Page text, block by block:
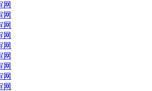
网
网
网
网
网
网
网
网
网